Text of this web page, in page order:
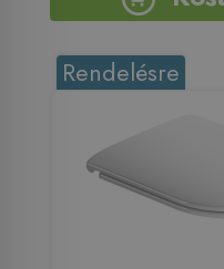
Rendelésre